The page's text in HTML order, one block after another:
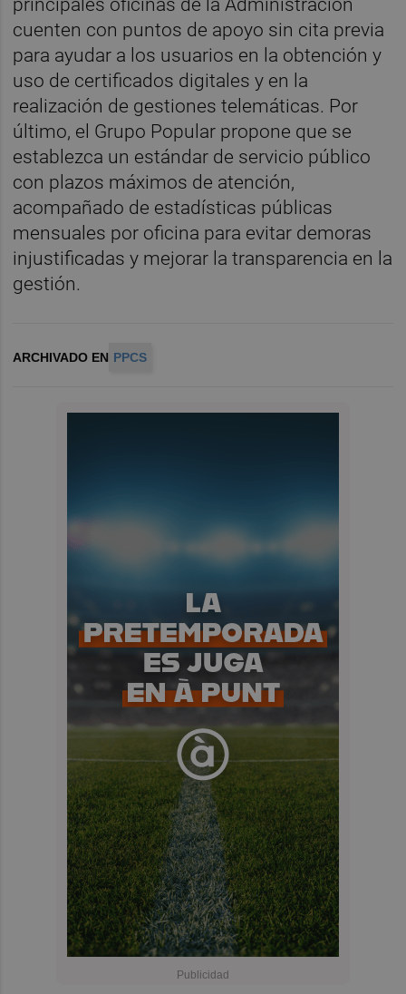
principales oficinas de la Administración
cuenten con puntos de apoyo sin cita previa
para ayudar a los usuarios en la obtención y
uso de certificados digitales y en la
realización de gestiones telemáticas. Por
último, el Grupo Popular propone que se
establezca un estándar de servicio público
con plazos máximos de atención,
acompañado de estadísticas públicas
mensuales por oficina para evitar demoras
injustificadas y mejorar la transparencia en la
gestión.
ARCHIVADO EN PPCS